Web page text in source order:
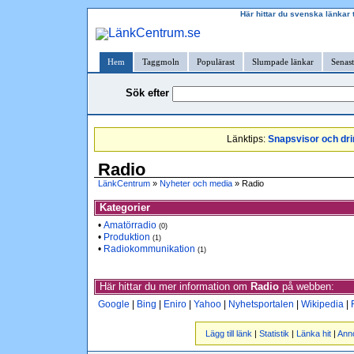
Här hittar du svenska länkar
Hem Taggmoln Populärast Slumpade länkar
Sök efter
Länktips: Snapsvisor och
Radio
LänkCentrum » Nyheter och media » Radio
Kategorier
• Amatörradio (0)
• Produktion (1)
• Radiokommunikation (1)
Här hittar du mer information om Radio på webben:
Google Bing Eniro Yahoo Nyhetsportalen Wikipedia
Lägg till länk | Statistik | Länka hit|